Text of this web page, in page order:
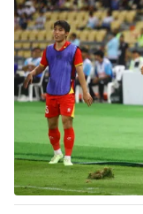
Y tế
Thế giới
Tin tức
Thế giới đó đây
Câu chuyện quốc
Kinh tế
Tài chính
Thị trường
Dữ liệu và đời